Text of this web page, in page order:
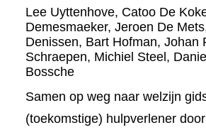
Lee Uyttenhove, Catoo De
Demesmaeker, Jeroen De Mets
Denissen, Bart Hofman, Johan
Schraepen, Michiel Steel,
Bossche
Samen op weg naar welzijn
(toekomstige) hulpverlener